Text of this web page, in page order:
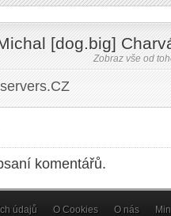
[dog.big]
Zobraz vše od
komentářů.
údajů O Cookies O nás